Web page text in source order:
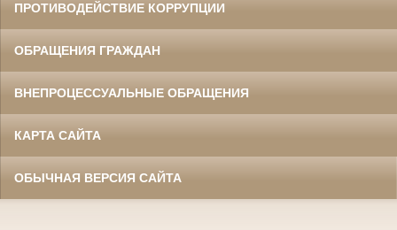
ПРОТИВОДЕЙСТВИЕ КОРРУПЦИИ
ОБРАЩЕНИЯ ГРАЖДАН
ВНЕПРОЦЕССУАЛЬНЫЕ ОБРАЩЕНИЯ
КАРТА САЙТА
ОБЫЧНАЯ ВЕРСИЯ САЙТА